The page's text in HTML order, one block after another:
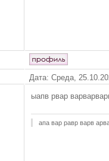
Дата: Среда,
ыапв рвар
апа вар равр варв